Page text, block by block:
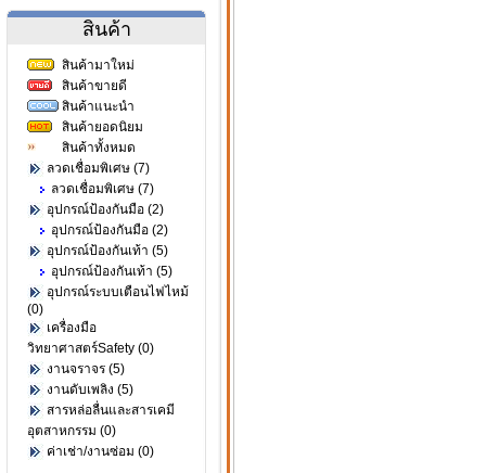
สินค้า
สินค้ามาใหม่
สินค้าขายดี
สินค้าแนะนำ
สินค้ายอดนิยม
สินค้าทั้งหมด
ลวดเชื่อมพิเศษ (7)
ลวดเชื่อมพิเศษ (7)
อุปกรณ์ป้องกันมือ (2)
อุปกรณ์ป้องกันมือ (2)
อุปกรณ์ป้องกันเท้า (5)
อุปกรณ์ป้องกันเท้า (5)
อุปกรณ์ระบบเตือนไฟไหม้
(0)
เครื่องมือ
วิทยาศาสตร์Safety (0)
งานจราจร (5)
งานดับเพลิง (5)
สารหล่อลื่นและสารเคมี
อุตสาหกรรม (0)
ค่าเช่า/งานซ่อม (0)